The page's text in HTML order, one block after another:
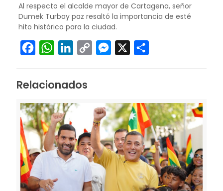
Al respecto el alcalde mayor de Cartagena, señor
Dumek Turbay paz resaltó la importancia de esté
hito histórico para la ciudad.
FacebookWhatsAppLinkedIn
Copy
Messenger
Relacionados